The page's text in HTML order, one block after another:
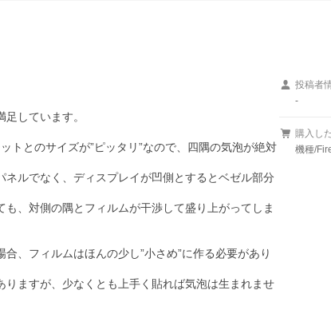
しています。
トとのサイズが”ピッタリ”なので、四隅の気泡が絶対
ルでなく、ディスプレイが凹側とするとベゼル部分
、対側の隅とフィルムが干渉して盛り上がってしま
、フィルムはほんの少し”小さめ”に作る必要があり
ますが、少なくとも上手く貼れば気泡は生まれませ
投稿者
-
購入し
機種/